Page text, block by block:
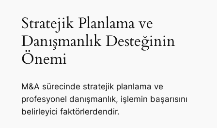
Stratejik Planlama ve
Danışmanlık Desteğinin
Önemi
M&A sürecinde stratejik planlama ve
profesyonel danışmanlık, işlemin başarısını
belirleyici faktörlerdendir.